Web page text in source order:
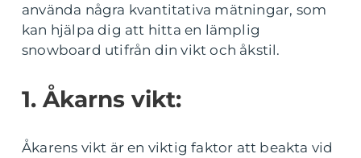
använda några kvantitativa mätningar, som
kan hjälpa dig att hitta en lämplig
snowboard utifrån din vikt och åkstil.
1. Åkarns vikt:
Åkarens vikt är en viktig faktor att beakta vid